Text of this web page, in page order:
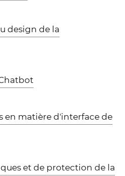
design de la
en matière d'interface de
et de protection de la